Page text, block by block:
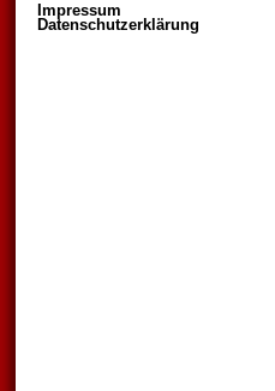
Impressum
Datenschutzerklärung